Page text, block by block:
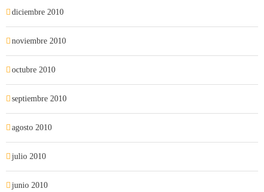
diciembre 2010
noviembre 2010
octubre 2010
septiembre 2010
agosto 2010
julio 2010
junio 2010